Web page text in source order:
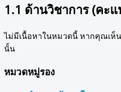
1.1 ด้านวิชาการ (คะ
ไม่มีเนื้อหาในหมวดนี้ หากคุณเห็
นั้น
หมวดหมู่รอง